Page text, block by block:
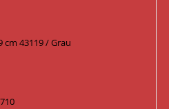
cm 43119 / Grau